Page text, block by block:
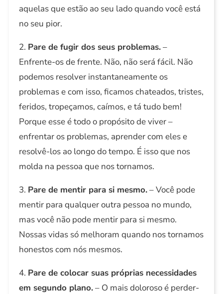
aquelas que estão ao seu lado quando você está
no seu pior.
2. Pare de fugir dos seus problemas.–
Enfrente-os de frente. Não, não será fácil. Não
podemos resolver instantaneamente os
problemas e com isso, ficamos chateados, tristes,
feridos, tropeçamos, caímos, e tá tudo bem!
Porque esse é todo o propósito de viver –
enfrentar os problemas, aprender com eles e
resolvê-los ao longo do tempo. É isso que nos
molda na pessoa que nos tornamos.
3. Pare de mentir para si mesmo.– Você pode
mentir para qualquer outra pessoa no mundo,
mas você não pode mentir para si mesmo.
Nossas vidas só melhoram quando nos tornamos
honestos com nós mesmos.
4. Pare de colocar suas próprias necessidades
em segundo plano.– O mais doloroso é perder-